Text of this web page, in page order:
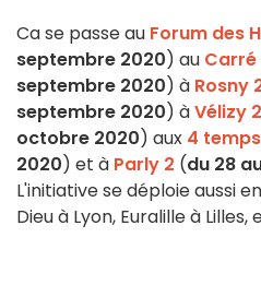
Ca se passe au Forum des
septembre 2020) au Carré
septembre 2020) à Rosny
septembre 2020) àVélizy 2
octobre 2020) aux 4 temps
2020) et à Parly 2 (du 28
L'initiative se déploie aussi
Dieu à Lyon, Euralille à Lilles,